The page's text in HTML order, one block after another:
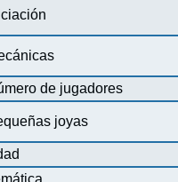
de jugadores
joyas